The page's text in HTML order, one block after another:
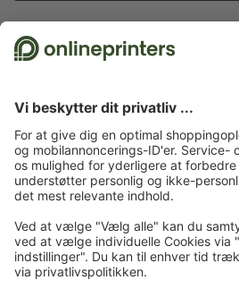
Fremstilling og tilskæring af
uregelmæssig udvendig form mulig
Fakta vedr. sikkerhed og producent
Tekstplade til Professional 5203
Tilmeld dig til nyhedsbrevet og få